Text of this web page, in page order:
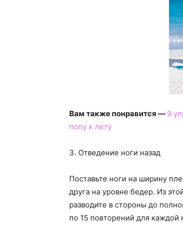
Вам также понравится — 9
попу к лету
3. Отведение ноги назад
Поставьте ноги на ширину
друга на уровне бедер. Из
разводите в стороны до
по 15 повторений для каждой